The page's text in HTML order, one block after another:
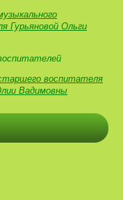
Гурьяновой Ольги
воспитателя
Вадимовны